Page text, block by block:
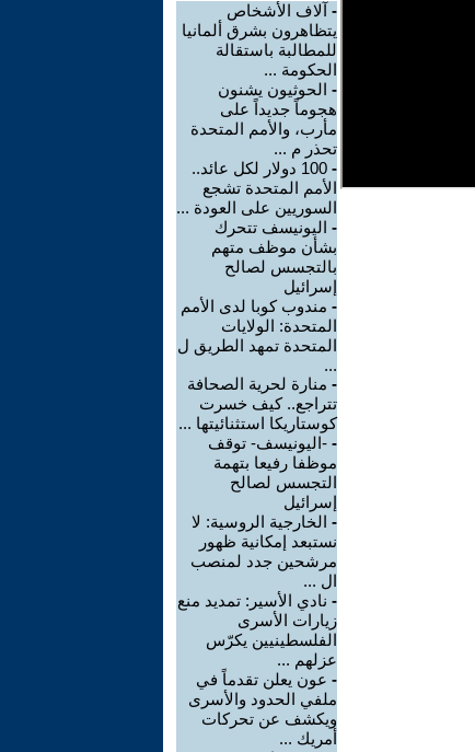
- آلاف الأشخاص
يتظاهرون بشرق ألمانيا
للمطالبة باستقالة
الحكومة ...
- الحوثيون يشنون
هجوماً جديداً على
مأرب، والأمم المتحدة
تحذر م ...
-
100 دولار لكل عائد..
الأمم المتحدة تشجع
السوريين على العودة ...
- اليونيسف تتحرك
بشأن موظف متهم
بالتجسس لصالح
إسرائيل
- مندوب كوبا لدى الأمم
المتحدة: الولايات
المتحدة تمهد الطريق ل
...
- منارة لحرية الصحافة
تتراجع.. كيف خسرت
كوستاريكا استثنائيتها ...
- -اليونيسف- توقف
موظفا رفيعا بتهمة
التجسس لصالح
إسرائيل
- الخارجية الروسية: لا
نستبعد إمكانية ظهور
مرشحين جدد لمنصب
ال ...
- نادي الأسير: تمديد منع
زيارات الأسرى
الفلسطينيين يكرّس
عزلهم ...
- عون يعلن تقدماً في
ملفي الحدود والأسرى
ويكشف عن تحركات
أمريك ...